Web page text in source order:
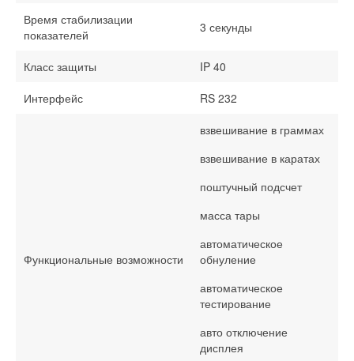
Время стабилизации
показателей
3 секунды
Класс защиты
IP 40
Интерфейс
RS 232
Функциональные возможности
взвешивание в граммах
взвешивание в каратах
поштучный подсчет
масса тары
автоматическое
обнуление
автоматическое
тестирование
авто отключение
дисплея